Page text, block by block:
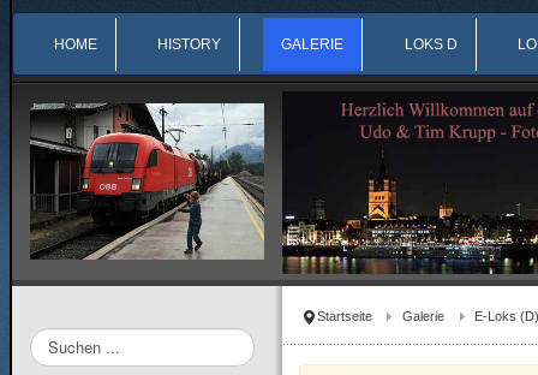
HOME HISTORY GALERIE LOKS D
Startseite Galerie E-Loks (D)
Suchen
...